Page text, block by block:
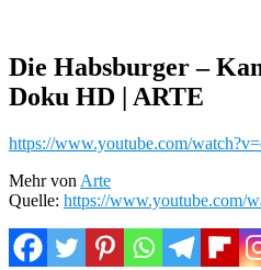
Die Habsburger –
Doku HD | ARTE
https://www.youtube.com/
Mehr von Arte
Quelle: https://www.youtube.com/